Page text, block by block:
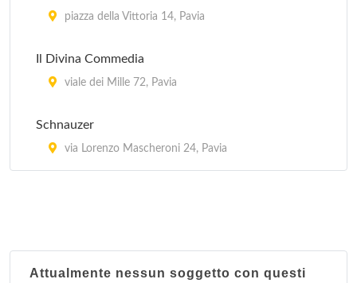
Le Tre Torri
Lo Scoglio
Marechiaro
piazza della Vittoria 9, Pavia
piazza della Vittoria 14, Pavia
Il Divina Commedia
viale dei Mille 72, Pavia
Schnauzer
via Lorenzo Mascheroni 24, Pavia
Attualmente nessun soggetto con questi